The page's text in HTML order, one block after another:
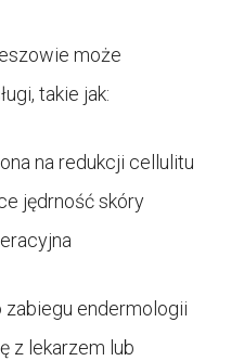
może
takie jak:
na redukcji cellulitu
jędrność skóry
endermologii
z lekarzem lub